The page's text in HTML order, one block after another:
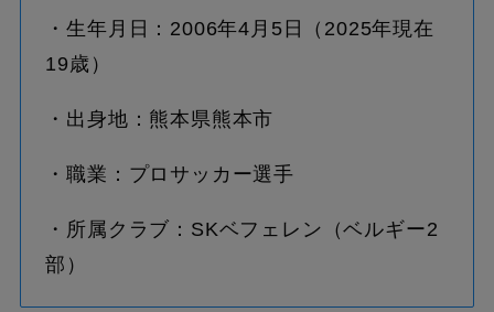
・生年月日：2006年4月5日（2025年現在
19歳）
・出身地：熊本県熊本市
・職業：プロサッカー選手
・所属クラブ：SKベフェレン（ベルギー2
部）